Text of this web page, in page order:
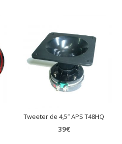
Tweeter de 4,5″ APS T48HQ
39€